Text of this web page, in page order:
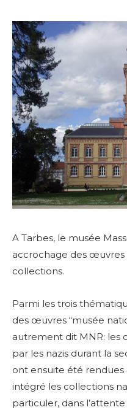
A Tarbes, le musée
accrochage des
collections.
Parmi les trois
des œuvres “musée
autrement dit MNR: les
par les nazis durant la
ont ensuite été rendues
intégré les collections
particuler, dans